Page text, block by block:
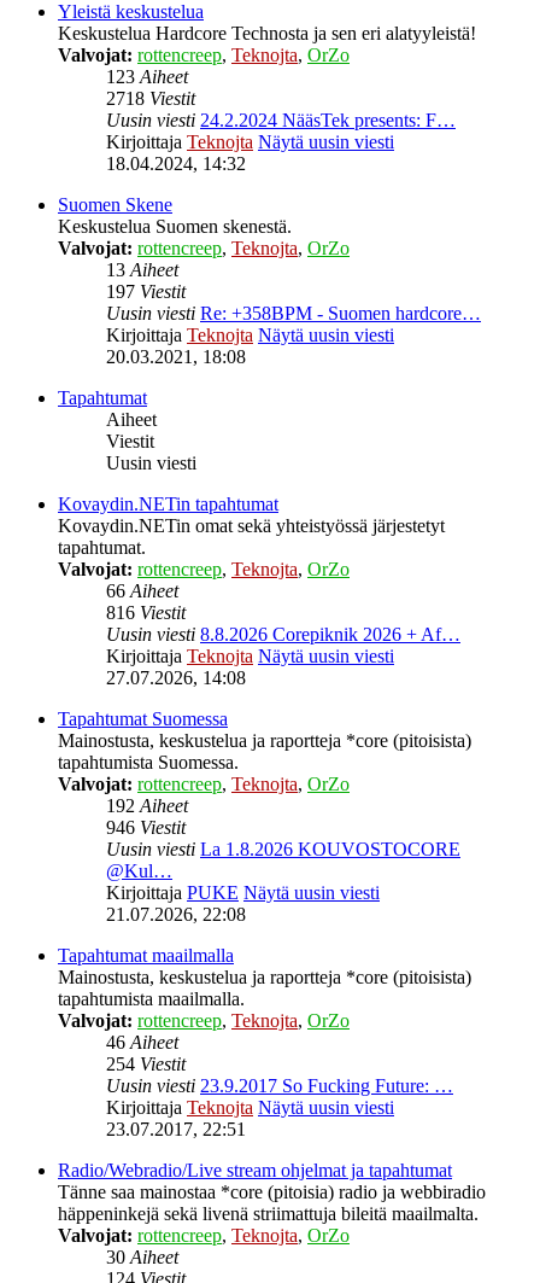
Yleistä keskustelua
Keskustelua Hardcore Technosta ja sen eri alatyyleistä!
Valvojat: rottencreep, Teknojta, OrZo
123Aiheet
2718 Viestit
Uusin viesti 24.2.2024 NääsTek presents: F…
Kirjoittaja Teknojta Näytä uusin viesti
18.04.2024, 14:32
Suomen Skene
Keskustelua Suomen skenestä.
Valvojat: rottencreep, Teknojta, OrZo
13Aiheet
197 Viestit
Uusin viesti Re: +358BPM - Suomen hardcore…
Kirjoittaja Teknojta Näytä uusin viesti
20.03.2021, 18:08
Tapahtumat
Aiheet
Viestit
Uusin viesti
Kovaydin.NETin tapahtumat
Kovaydin.NETin omat sekä yhteistyössä järjestetyt
tapahtumat.
Valvojat: rottencreep, Teknojta, OrZo
66Aiheet
816 Viestit
Uusin viesti 8.8.2026 Corepiknik 2026 + Af…
Kirjoittaja Teknojta Näytä uusin viesti
27.07.2026, 14:08
Tapahtumat Suomessa
Mainostusta, keskustelua ja raportteja *core (pitoisista)
tapahtumista Suomessa.
Valvojat: rottencreep, Teknojta, OrZo
192Aiheet
946 Viestit
Uusin viesti La 1.8.2026 KOUVOSTOCORE
@Kul…
Kirjoittaja PUKE Näytä uusin viesti
21.07.2026, 22:08
Tapahtumat maailmalla
Mainostusta, keskustelua ja raportteja *core (pitoisista)
tapahtumista maailmalla.
Valvojat: rottencreep, Teknojta, OrZo
46Aiheet
254 Viestit
Uusin viesti 23.9.2017 So Fucking Future: …
Kirjoittaja Teknojta Näytä uusin viesti
23.07.2017, 22:51
Radio/Webradio/Live stream ohjelmat ja tapahtumat
Tänne saa mainostaa *core (pitoisia) radio ja webbiradio
häppeninkejä sekä livenä striimattuja bileitä maailmalta.
Valvojat: rottencreep, Teknojta, OrZo
30Aiheet